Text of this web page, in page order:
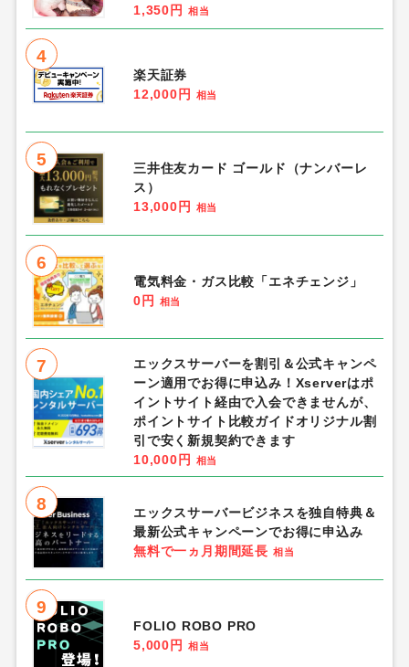
1,350円
相当
4
楽天証券
12,000円
相当
5
三井住友カード ゴールド（ナンバーレ
ス）
13,000円
相当
6
電気料金・ガス比較「エネチェンジ」
0円
相当
7
エックスサーバーを割引＆公式キャンペ
ーン適用でお得に申込み！Xserverはポ
イントサイト経由で入会できませんが、
ポイントサイト比較ガイドオリジナル割
引で安く新規契約できます
10,000円
相当
8
エックスサーバービジネスを独自特典＆
最新公式キャンペーンでお得に申込み
無料で一ヵ月期間延長 相当
9
FOLIO ROBO PRO
5,000円
相当